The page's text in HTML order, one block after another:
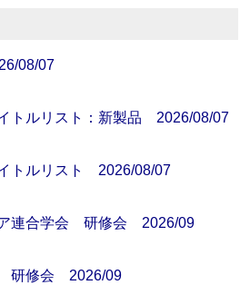
08/07
トルリスト：新製品 2026/08/07
トルリスト 2026/08/07
ア連合学会 研修会 2026/09
研修会 2026/09